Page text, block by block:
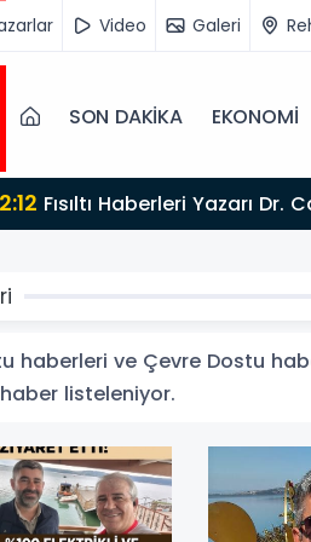
Video Galeri
SON DAKİKA EKONOMİ
Ödülü 2026”
haberleri ve Çevre Dostu
listeleniyor.